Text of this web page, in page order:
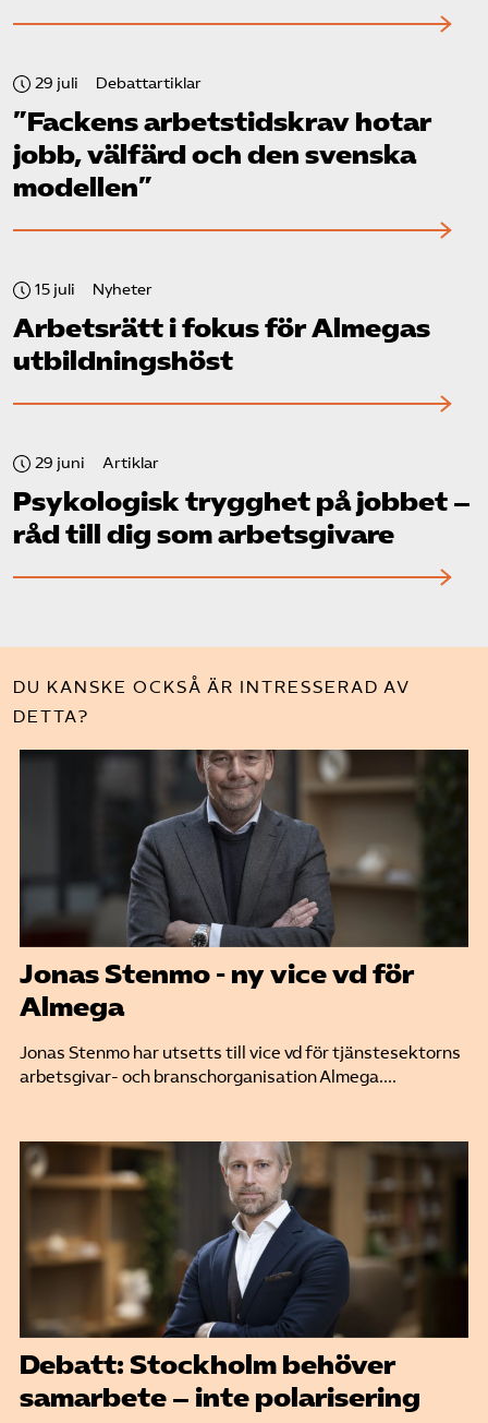
29 juli Debattartiklar
”Fackens arbetstidskrav hotar
jobb, välfärd och den svenska
modellen”
15 juli Nyheter
Arbetsrätt i fokus för Almegas
utbildningshöst
29 juni Artiklar
Psykologisk trygghet på jobbet –
råd till dig som arbetsgivare
DU KANSKE OCKSÅ ÄR INTRESSERAD AV
DETTA?
Jonas Stenmo - ny vice vd för
Almega
Jonas Stenmo har utsetts till vice vd för tjänstesektorns
arbetsgivar- och branschorganisation Almega....
Debatt: Stockholm behöver
samarbete – inte polarisering